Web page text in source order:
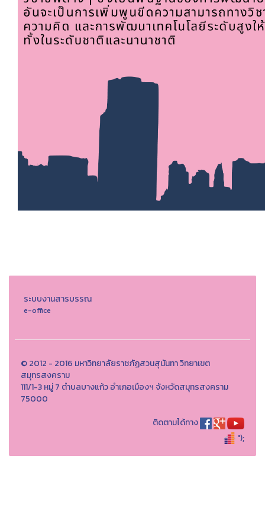
ระบบงานสารบรรณ
e-office
© 2012 - 2016 มหาวิทยาลัยราชภัฏสวนสุนันทา วิทยาเขต
สมุทรสงคราม
111/1-3 หมู่ 7 ตำบลบางแก้ว อำเภอเมืองฯ จังหวัดสมุทรสงคราม
75000
ติดตามได้ทาง
");